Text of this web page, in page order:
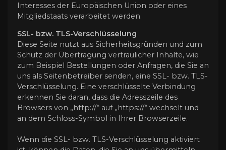
Interesses der Europäischen Union oder eines
Mitgliedstaats verarbeitet werden.
SSL- bzw. TLS-Verschlüsselung
Diese Seite nutzt aus Sicherheitsgründen und zum
Schutz der Übertragung vertraulicher Inhalte, wie
zum Beispiel Bestellungen oder Anfragen, die Sie an
uns als Seitenbetreiber senden, eine SSL- bzw. TLS-
Verschlüsselung. Eine verschlüsselte Verbindung
erkennen Sie daran, dass die Adresszeile des
Browsers von „http://“ auf „https://“ wechselt und
an dem Schloss-Symbol in Ihrer Browserzeile.
Wenn die SSL- bzw. TLS-Verschlüsselung aktiviert